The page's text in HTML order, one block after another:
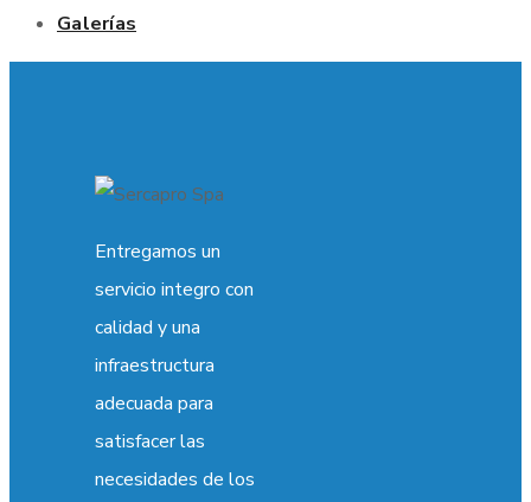
Galerías
Entregamos un
servicio integro con
calidad y una
infraestructura
adecuada para
satisfacer las
necesidades de los